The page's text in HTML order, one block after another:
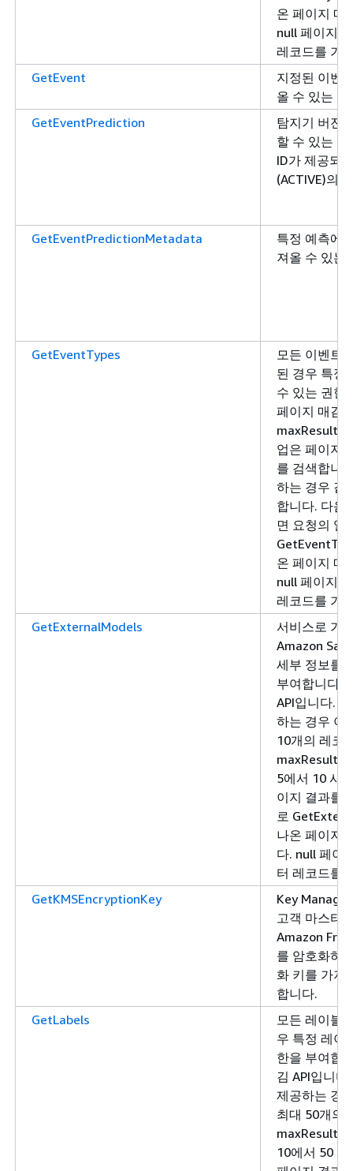
온 페이지 매
null 페이지
레코드를 가
GetEvent
지정된 이벤
올 수 있는
GetEventPrediction
탐지기 버전
할 수 있는
ID가 제공되
(ACTIVE)의
GetEventPredictionMetadata
특정 예측에
져올 수 있는
GetEventTypes
모든 이벤트
된 경우 특정
수 있는 권한
페이지 매김
maxResults
업은 페이지
를 검색합니
하는 경우 값
합니다. 다음
면 요청의 일
온 페이지 매
null 페이지
레코드를 가
GetExternalModels
서비스로 가
Amazon
세부 정보를
부여합니다.
API입니다.
하는 경우 이
10개의 레코
maxResults
5에서 10 사
이지 결과를
로
나온 페이지
다. null 페이
터 레코드를
GetKMSEncryptionKey
Key
고객 마스터
Amazon
를 암호화하
화 키를 가져
합니다.
GetLabels
모든 레이블
우 특정 레이
한을 부여합
김 API입니
제공하는 경
최대 50개의
maxResults
10에서 50